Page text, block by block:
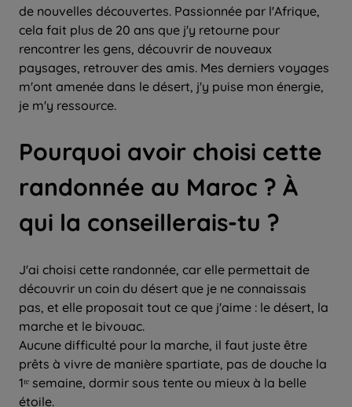
de nouvelles découvertes. Passionnée par l'Afrique,
cela fait plus de 20 ans que j'y retourne pour
rencontrer les gens, découvrir de nouveaux
paysages, retrouver des amis. Mes derniers voyages
m'ont amenée dans le désert, j'y puise mon énergie,
je m'y ressource.
Pourquoi avoir choisi cette
randonnée au Maroc ? À
qui la conseillerais-tu ?
J'ai choisi cette randonnée, car elle permettait de
découvrir un coin du désert que je ne connaissais
pas, et elle proposait tout ce que j'aime : le désert, la
marche et le bivouac.
Aucune difficulté pour la marche, il faut juste être
prêts à vivre de manière spartiate, pas de douche la
1ʳᵉ semaine, dormir sous tente ou mieux à la belle
étoile.